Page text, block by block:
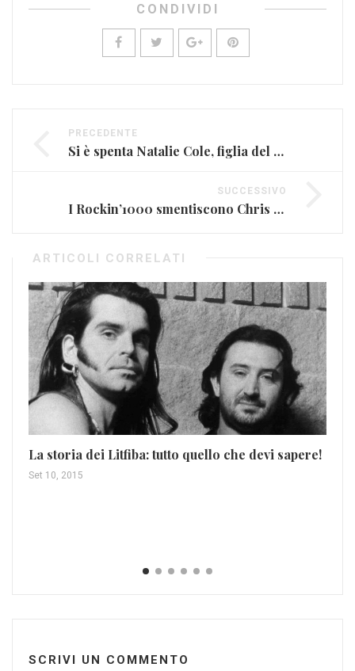
CONDIVIDI
PRECEDENTE
Si è spenta Natalie Cole, figlia del grande Nat King (VIDEO)
SUCCESSIVO
I Rockin’1000 smentiscono Chris Martin dei Coldplay (VIDEO)
ARTICOLI CORRELATI
La storia dei Litfiba: tutto quello che devi sapere!
Set 10, 2015
SCRIVI UN COMMENTO